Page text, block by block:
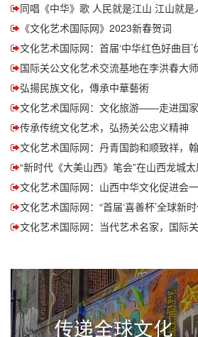
同唱《中华》歌 人民就是江山 江山就是人
​《文化艺术国际网》2023新春贺词
文化艺术国际网：首届‘中华红色好曲目’优秀节目
国际关公文化艺术交流基地在李洪春大
弘揚民族文化，傳承中華藝術
文化艺术国际网：文化旅游——走进国家
传承传统文化艺术，弘扬关公忠义精神
文化艺术国际网：丹青国韵和顺致祥，翰墨千秋国泰民安 ——中国书画春
“新时代《大美山西》笔会”在山西龙城
文化艺术国际网：山西中华文化促进会一届五次理事
文化艺术国际网：“首届‘喜善杯’全球新时代大众最喜爱的关公画像（造型）艺术作
文化艺术国际网：当代艺术名家，国际关公文化艺术促进会主席马小平先生演唱的新创歌曲